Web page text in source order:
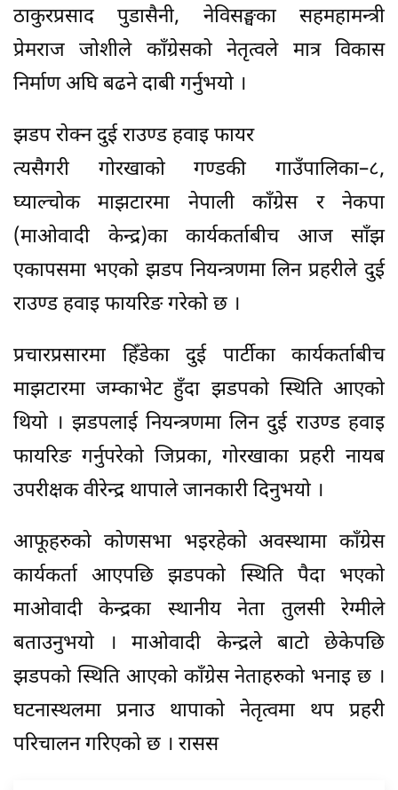
ठाकुरप्रसाद पुडासैनी, नेविसङ्घका सहमहामन्त्री
प्रेमराज जोशीले काँग्रेसको नेतृत्वले मात्र विकास
निर्माण अघि बढने दाबी गर्नुभयो ।
झडप रोक्न दुई राउण्ड हवाइ फायर
त्यसैगरी गोरखाको गण्डकी गाउँपालिका–८,
घ्याल्चोक माझटारमा नेपाली काँग्रेस र नेकपा
(माओवादी केन्द्र)का कार्यकर्ताबीच आज साँझ
एकापसमा भएको झडप नियन्त्रणमा लिन प्रहरीले दुई
राउण्ड हवाइ फायरिङ गरेको छ ।
प्रचारप्रसारमा हिँडेका दुई पार्टीका कार्यकर्ताबीच
माझटारमा जम्काभेट हुँदा झडपको स्थिति आएको
थियो । झडपलाई नियन्त्रणमा लिन दुई राउण्ड हवाइ
फायरिङ गर्नुपरेको जिप्रका, गोरखाका प्रहरी नायब
उपरीक्षक वीरेन्द्र थापाले जानकारी दिनुभयो ।
आफूहरुको कोणसभा भइरहेको अवस्थामा काँग्रेस
कार्यकर्ता आएपछि झडपको स्थिति पैदा भएको
माओवादी केन्द्रका स्थानीय नेता तुलसी रेग्मीले
बताउनुभयो । माओवादी केन्द्रले बाटो छेकेपछि
झडपको स्थिति आएको काँग्रेस नेताहरुको भनाइ छ ।
घटनास्थलमा प्रनाउ थापाको नेतृत्वमा थप प्रहरी
परिचालन गरिएको छ । रासस